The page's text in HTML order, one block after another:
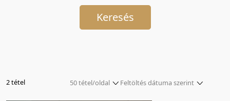
Keresés
Feltöltés dátuma szerint
Relevancia szerint
2 tétel
50 tétel/oldal
5 tétel/oldal